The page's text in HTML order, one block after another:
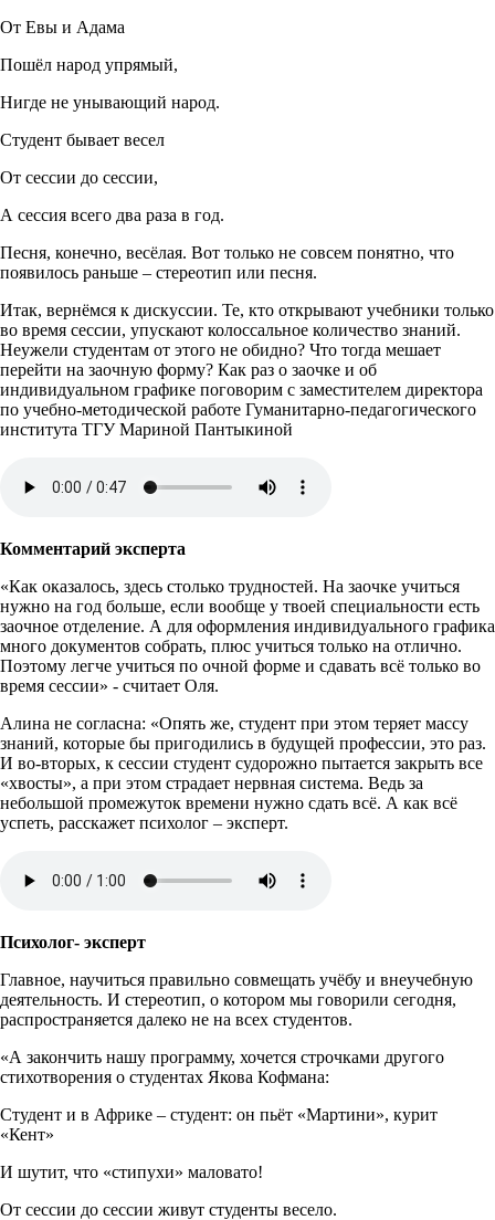
От Евы и Адама
Пошёл народ упрямый,
Нигде не унывающий народ.
Студент бывает весел
От сессии до сессии,
А сессия всего два раза в год.
Песня, конечно, весёлая. Вот только не совсем понятно, что
появилось раньше – стереотип или песня.
Итак, вернёмся к дискуссии. Те, кто открывают учебники только
во время сессии, упускают колоссальное количество знаний.
Неужели студентам от этого не обидно? Что тогда мешает
перейти на заочную форму? Как раз о заочке и об
индивидуальном графике поговорим с заместителем директора
по учебно-методической работе Гуманитарно-педагогического
института ТГУ Мариной Пантыкиной
Комментарий эксперта
«Как оказалось, здесь столько трудностей. На заочке учиться
нужно на год больше, если вообще у твоей специальности есть
заочное отделение. А для оформления индивидуального графика
много документов собрать, плюс учиться только на отлично.
Поэтому легче учиться по очной форме и сдавать всё только во
время сессии» - считает Оля.
Алина не согласна: «Опять же, студент при этом теряет массу
знаний, которые бы пригодились в будущей профессии, это раз.
И во-вторых, к сессии студент судорожно пытается закрыть все
«хвосты», а при этом страдает нервная система. Ведь за
небольшой промежуток времени нужно сдать всё. А как всё
успеть, расскажет психолог – эксперт.
Психолог- эксперт
Главное, научиться правильно совмещать учёбу и внеучебную
деятельность. И стереотип, о котором мы говорили сегодня,
распространяется далеко не на всех студентов.
«А закончить нашу программу, хочется строчками другого
стихотворения о студентах Якова Кофмана:
Студент и в Африке – студент: он пьёт «Мартини», курит
«Кент»
И шутит, что «стипухи» маловато!
От сессии до сессии живут студенты весело.